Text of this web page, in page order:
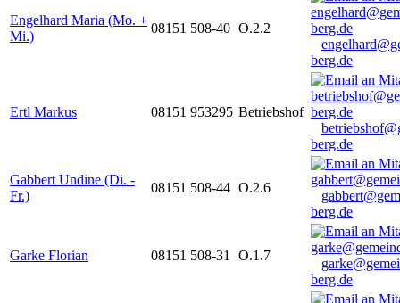
Engelhard Maria (Mo. +
Mi.)
08151 508-40 O.2.2
berg.de
Ertl Markus 08151 953295 Betriebshof
berg.de
Gabbert Undine (Di. -
Fr.)
08151 508-44 O.2.6
berg.de
Garke Florian 08151 508-31 O.1.7
berg.de